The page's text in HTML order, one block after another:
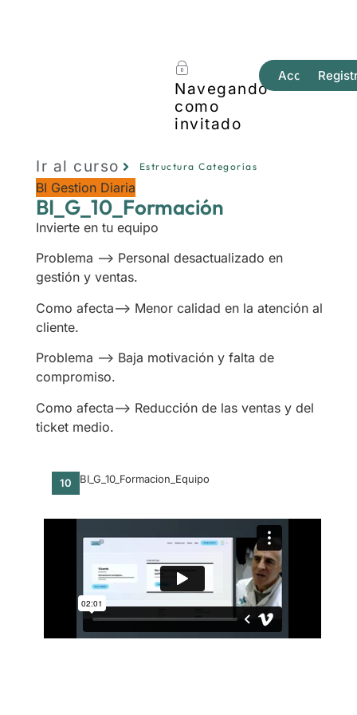
Navegando
como
invitado
Acceder
Ir al curso Estructura Categorías
BI Gestion Diaria
BI_G_10_Formación
Invierte en tu equipo
Problema —> Personal desactualizado en
gestión y ventas.
Como afecta—> Menor calidad en la atención al
cliente.
Problema —> Baja motivación y falta de
compromiso.
Como afecta—> Reducción de las ventas y del
ticket medio.
10 BI_G_10_Formacion_Equipo